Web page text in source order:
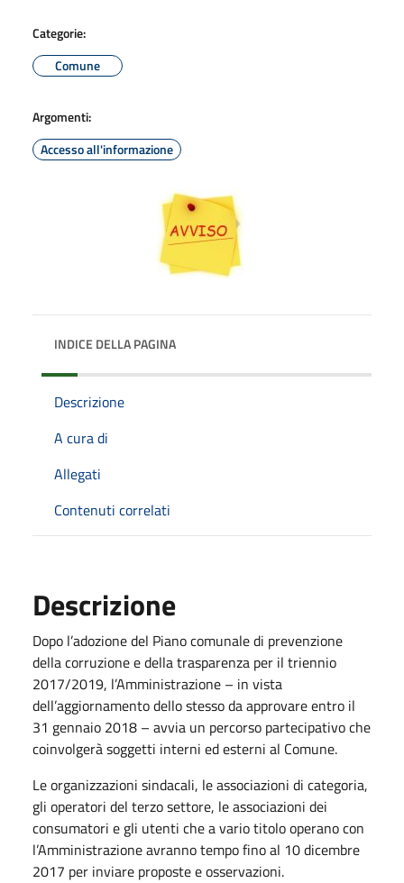
Categorie:
Comune
Argomenti:
Accesso all'informazione
INDICE DELLA PAGINA
Descrizione
A cura di
Allegati
Contenuti correlati
Descrizione
Dopo l’adozione del Piano comunale di prevenzione
della corruzione e della trasparenza per il triennio
2017/2019, l’Amministrazione – in vista
dell’aggiornamento dello stesso da approvare entro il
31 gennaio 2018 – avvia un percorso partecipativo che
coinvolgerà soggetti interni ed esterni al Comune.
Le organizzazioni sindacali, le associazioni di categoria,
gli operatori del terzo settore, le associazioni dei
consumatori e gli utenti che a vario titolo operano con
l’Amministrazione avranno tempo fino al 10 dicembre
2017 per inviare proposte e osservazioni.